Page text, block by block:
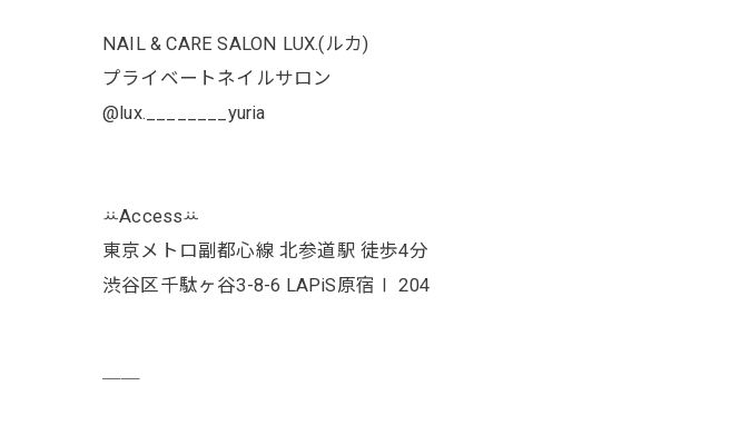
NAIL & CARE SALON LUX.(ルカ)
プライベートネイルサロン
@lux.________yuria
ꕁAccessꕁ
東京メトロ副都心線 北参道駅 徒歩4分
渋谷区千駄ヶ谷3-8-6 LAPiS原宿Ⅰ 204